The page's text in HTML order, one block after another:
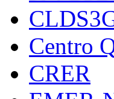
Centro
CRER